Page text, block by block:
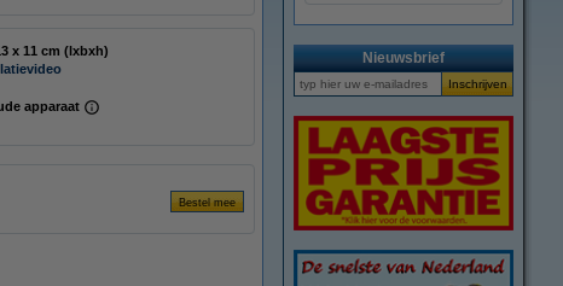
13 x 13 x 11 cm (lxbxh)
apparaat
Nieuwsbrief